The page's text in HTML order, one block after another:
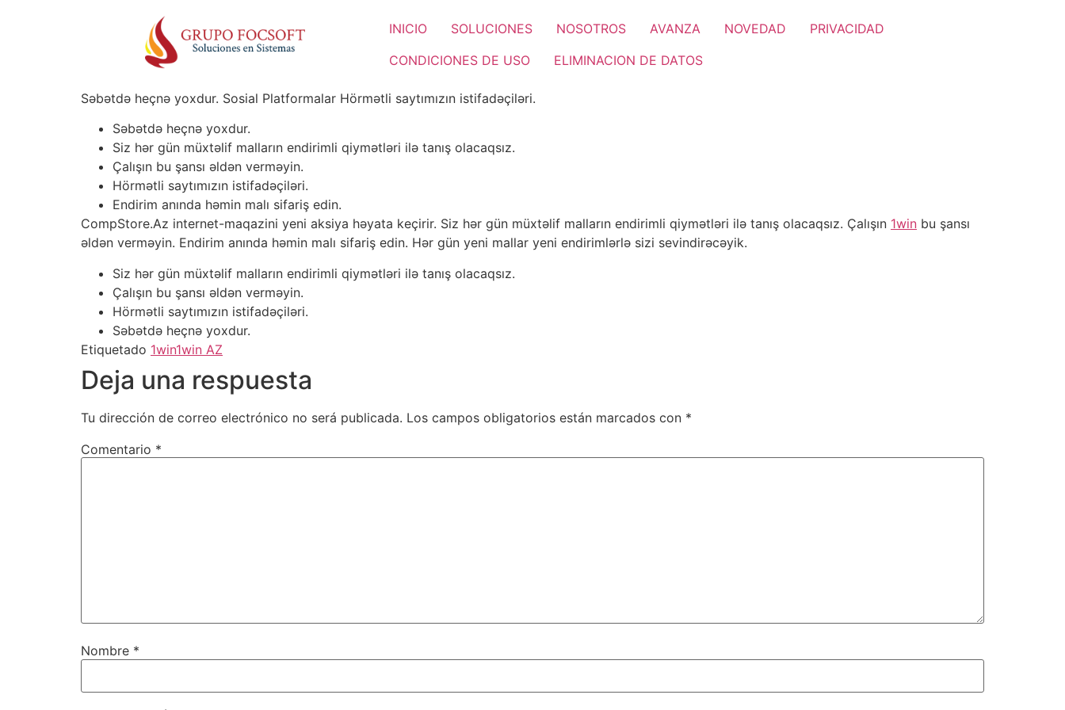
INICIO SOLUCIONES NOSOTROS AVANZA NOVEDAD
PRIVACIDAD
CONDICIONES DE USO
ELIMINACION DE DATOS
Səbətdə heçnə yoxdur. Sosial Platformalar Hörmətli saytımızın istifadəçiləri.
Səbətdə heçnə yoxdur.
Siz hər gün müxtəlif malların endirimli qiymətləri ilə tanış olacaqsız.
Çalışın bu şansı əldən verməyin.
Hörmətli saytımızın istifadəçiləri.
Endirim anında həmin malı sifariş edin.
CompStore.Az internet-maqazini yeni aksiya həyata keçirir. Siz hər gün müxtəlif malların endirimli qiymətləri ilə tanış olacaqsız. Çalışın 1win bu şansı
əldən verməyin. Endirim anında həmin malı sifariş edin. Hər gün yeni mallar yeni endirimlərlə sizi sevindirəcəyik.
Siz hər gün müxtəlif malların endirimli qiymətləri ilə tanış olacaqsız.
Çalışın bu şansı əldən verməyin.
Hörmətli saytımızın istifadəçiləri.
Səbətdə heçnə yoxdur.
Etiquetado 1win1win AZ
Deja una respuesta
Tu dirección de correo electrónico no será publicada. Los campos obligatorios están marcados con *
Comentario *
Nombre *